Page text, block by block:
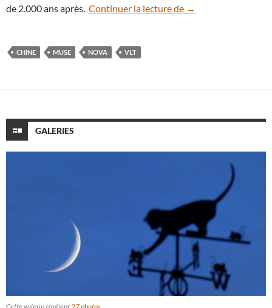
de 2.000 ans après. Continuer la lecture de La nova observée
→
CHINE MUSE NOVA VLT
GALERIES